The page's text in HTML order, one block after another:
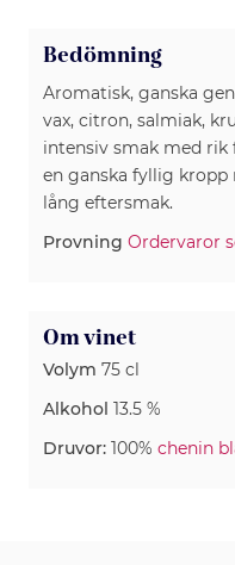
Bedömning
Aromatisk, ganska
vax, citron, salmiak,
intensiv smak med
en ganska fyllig
lång eftersmak.
Provning Ordervaror
Om vinet
Volym 75 cl
Alkohol 13.5 %
Druvor: 100% chenin